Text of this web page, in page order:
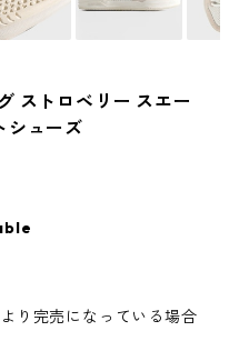
ストロベリー スエー
シューズ
り完売になっている場合